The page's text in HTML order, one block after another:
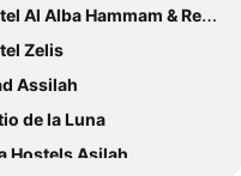
Al Alba Hammam & Restaurant
Zelis
Assilah
de la Luna
Hostels Asilah